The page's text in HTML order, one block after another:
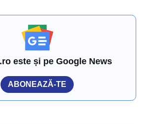
este și pe Google News
ABONEAZĂ-TE